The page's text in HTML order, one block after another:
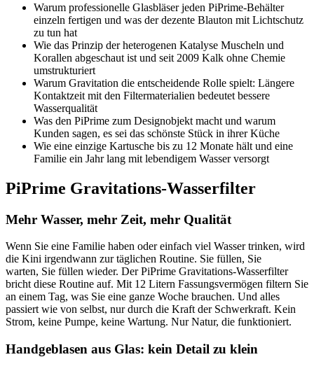
Warum professionelle Glasbläser jeden PiPrime-Behälter
einzeln fertigen und was der dezente Blauton mit Lichtschutz
zu tun hat
Wie das Prinzip der heterogenen Katalyse Muscheln und
Korallen abgeschaut ist und seit 2009 Kalk ohne Chemie
umstrukturiert
Warum Gravitation die entscheidende Rolle spielt: Längere
Kontaktzeit mit den Filtermaterialien bedeutet bessere
Wasserqualität
Was den PiPrime zum Designobjekt macht und warum
Kunden sagen, es sei das schönste Stück in ihrer Küche
Wie eine einzige Kartusche bis zu 12 Monate hält und eine
Familie ein Jahr lang mit lebendigem Wasser versorgt
PiPrime Gravitations-Wasserfilter
Mehr Wasser, mehr Zeit, mehr Qualität
Wenn Sie eine Familie haben oder einfach viel Wasser trinken, wird
die Kini irgendwann zur täglichen Routine. Sie füllen, Sie
warten, Sie füllen wieder. Der PiPrime Gravitations-Wasserfilter
bricht diese Routine auf. Mit 12 Litern Fassungsvermögen filtern Sie
an einem Tag, was Sie eine ganze Woche brauchen. Und alles
passiert wie von selbst, nur durch die Kraft der Schwerkraft. Kein
Strom, keine Pumpe, keine Wartung. Nur Natur, die funktioniert.
Handgeblasen aus Glas: kein Detail zu klein